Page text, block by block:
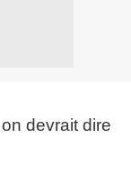
devrait dire